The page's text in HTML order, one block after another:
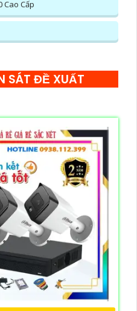
Cao Cấp
SÁT ĐỀ XUẤT